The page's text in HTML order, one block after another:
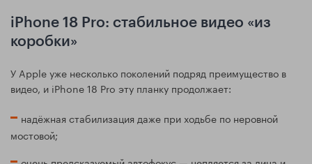
iPhone 18 Pro: стабильное видео «из
коробки»
У Apple уже несколько поколений подряд преимущество в
видео, и iPhone 18 Pro эту планку продолжает:
надёжная стабилизация даже при ходьбе по неровной
мостовой;